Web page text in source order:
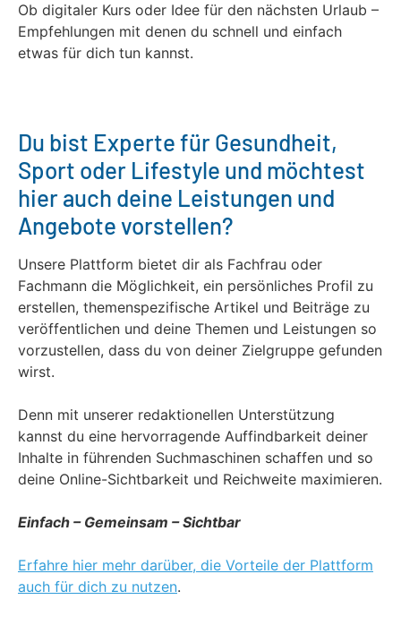
Ob digitaler Kurs oder Idee für den nächsten Urlaub –
Empfehlungen mit denen du schnell und einfach
etwas für dich tun kannst.
Du bist Experte für Gesundheit,
Sport oder Lifestyle und möchtest
hier auch deine Leistungen und
Angebote vorstellen?
Unsere Plattform bietet dir als Fachfrau oder
Fachmann die Möglichkeit, ein persönliches Profil zu
erstellen, themenspezifische Artikel und Beiträge zu
veröffentlichen und deine Themen und Leistungen so
vorzustellen, dass du von deiner Zielgruppe gefunden
wirst.
Denn mit unserer redaktionellen Unterstützung
kannst du eine hervorragende Auffindbarkeit deiner
Inhalte in führenden Suchmaschinen schaffen und so
deine Online-Sichtbarkeit und Reichweite maximieren.
Einfach – Gemeinsam – Sichtbar
Erfahre hier mehr darüber, die Vorteile der Plattform
auch für dich zu nutzen.